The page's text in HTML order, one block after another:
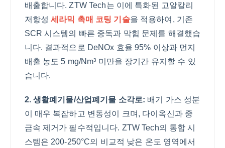
배출합니다. ZTW Tech는 이에 특화된 고알칼리
저항성세라믹 촉매 코팅 기술을 적용하여, 기존
SCR 시스템의 빠른 중독과 막힘 문제를 해결했습
니다. 결과적으로 DeNOx 효율 95% 이상과 먼지
배출 농도 5 mg/Nm³ 미만을 장기간 유지할 수 있
습니다.
2. 생활폐기물/산업폐기물 소각로: 배기 가스 성분
이 매우 복잡하고 변동성이 크며, 다이옥신과 중
금속 제거가 필수적입니다. ZTW Tech의 통합 시
스템은 200-250°C의 비교적 낮은 온도 영역에서